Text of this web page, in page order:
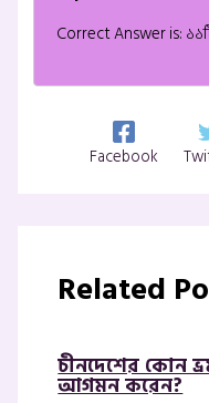
Correct Answer is:
Facebook
Related
চীনদেশের কোন
আগমন করেন?